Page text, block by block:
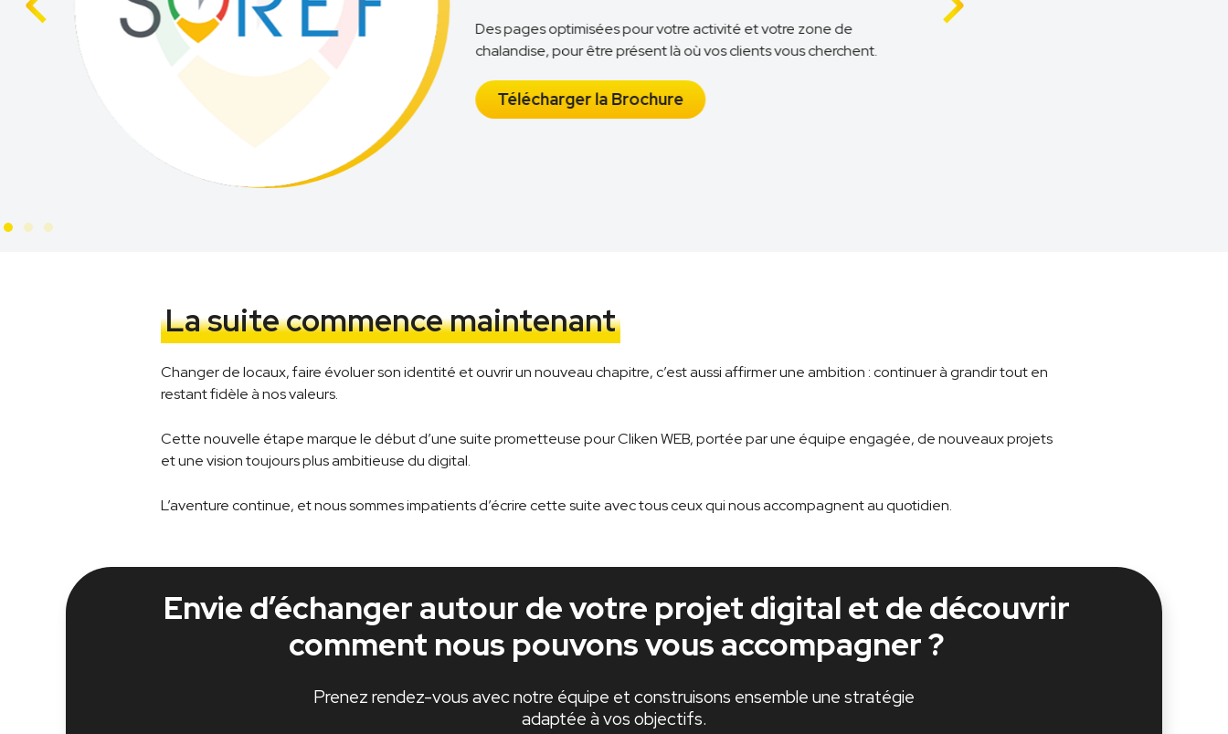
Des pages optimisées pour votre activité et votre zone de
chalandise, pour être présent là où vos clients vous cherchent.
Télécharger la Brochure
La suite commence maintenant
Changer de locaux, faire évoluer son identité et ouvrir un nouveau chapitre, c’est aussi affirmer une ambition : continuer à grandir tout en
restant fidèle à nos valeurs.
Cette nouvelle étape marque le début d’une suite prometteuse pour Cliken WEB, portée par une équipe engagée, de nouveaux projets
et une vision toujours plus ambitieuse du digital.
L’aventure continue, et nous sommes impatients d’écrire cette suite avec tous ceux qui nous accompagnent au quotidien.
Envie d’échanger autour de votre projet digital et de découvrir
comment nous pouvons vous accompagner ?
Prenez rendez-vous avec notre équipe et construisons ensemble une stratégie
adaptée à vos objectifs.